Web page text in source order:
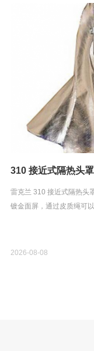
310 接近式隔热头罩
雷克兰 310 接近式隔热头
镀金面屏，通过皮质绳可
2026-08-08